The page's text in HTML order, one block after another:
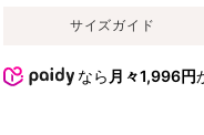
サイズガイド
なら 月々1,996円